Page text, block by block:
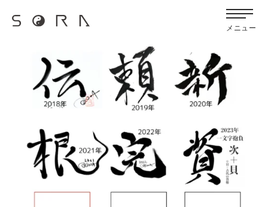
メニュー
宙SORAのブログ